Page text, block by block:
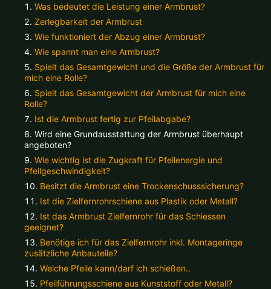
Was bedeutet die Leistung einer Armbrust?
Zerlegbarkeit der Armbrust
Wie funktioniert der Abzug einer Armbrust?
Wie spannt man eine Armbrust?
Spielt das Gesamtgewicht und die Größe der Armbrust für
mich eine Rolle?
Spielt das Gesamtgewicht der Armbrust für mich eine
Rolle?
Ist die Armbrust fertig zur Pfeilabgabe?
Wird eine Grundausstattung der Armbrust überhaupt
angeboten?
Wie wichtig ist die Zugkraft für Pfeilenergie und
Pfeilgeschwindigkeit?
Besitzt die Armbrust eine Trockenschusssicherung?
Ist die Zielfernrohrschiene aus Plastik oder Metall?
Ist das Armbrust Zielfernrohr für das Schiessen
geeignet?
Benötige ich für das Zielfernrohr inkl. Montageringe
zusätzliche Anbauteile?
Welche Pfeile kann/darf ich schießen..
Pfeilführungsschiene aus Kunststoff oder Metall?
Slowenien |€ Spanien |€
Tschechien |Kč Ungarn | Ft
weitere Länder, siehe unten
Alle verfügbaren Versandregionen:
Sollte Ihr Land nicht verfübar sein, keine Sorge - wählen Sie einfach
"Schweiz" aus. Und erfragen die Versandkosten bei der Bestellung.